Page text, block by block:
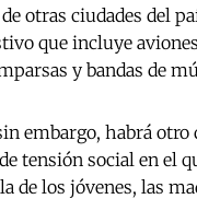
otras ciudades del
que incluye
y bandas de
embargo, habrá otro
tensión social en el
de los jóvenes, las